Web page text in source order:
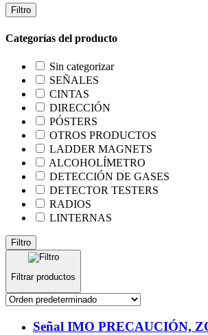
Filtro
Categorías del producto
Sin categorizar
SEÑALES
CINTAS
DIRECCIÓN
PÓSTERS
OTROS PRODUCTOS
LADDER MAGNETS
ALCOHOLÍMETRO
DETECCIÓN DE GASES
DETECTOR TESTERS
RADIOS
LINTERNAS
Filtro
Filtrar productos
Señal IMO PRECAUCIÓN,